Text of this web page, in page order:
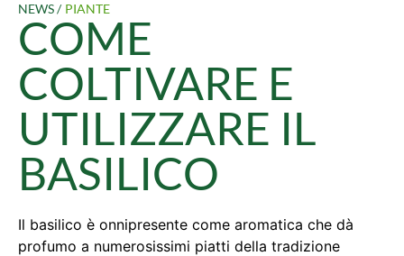
NEWS / PIANTE
COME
COLTIVARE E
UTILIZZARE IL
BASILICO
Il basilico è onnipresente come aromatica che dà
profumo a numerosissimi piatti della tradizione